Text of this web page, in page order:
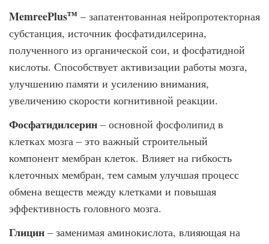
MemreePlusтм – запатентованная нейропротекторная
субстанция, источник фосфатидилсерина,
полученного из органической сои, и фосфатидной
кислоты. Способствует активизации работы мозга,
улучшению памяти и усилению внимания,
увеличению скорости когнитивной реакции.
Фосфатидилсерин – основной фосфолипид в
клетках мозга – это важный строительный
компонент мембран клеток. Влияет на гибкость
клеточных мембран, тем самым улучшая процесс
обмена веществ между клетками и повышая
эффективность головного мозга.
Глицин – заменимая аминокислота, влияющая на